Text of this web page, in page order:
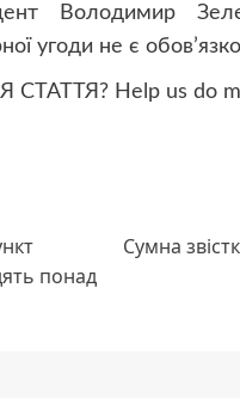
Володимир
угоди не є
СТАТТЯ? Help us do
понад
Сумна